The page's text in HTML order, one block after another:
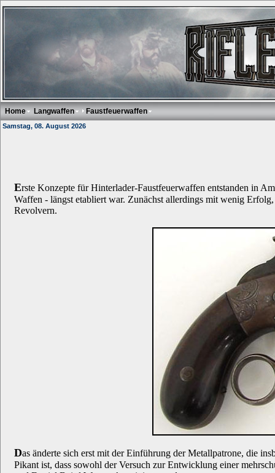
Home Langwaffen Faustfeuerwaffen
Samstag, 08. August 2026
Erste Konzepte für Hinterlader-Faustfeuerwaffen entstanden in
Waffen - längst etabliert war. Zunächst allerdings mit wenig
Revolvern.
Das änderte sich erst mit der Einführung der Metallpatrone, die
Pikant ist, dass sowohl der Versuch zur Entwicklung einer